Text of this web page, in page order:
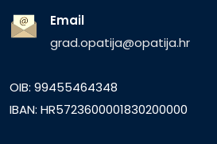
Email
grad.opatija@opatija.hr
OIB: 99455464348
IBAN: HR5723600001830200000